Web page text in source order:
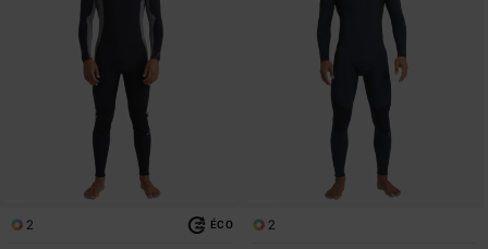
2 ÉCO
2